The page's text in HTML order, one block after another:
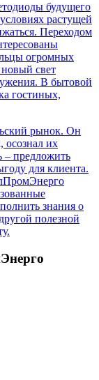
будущего
растущей
Переходом
огромных
свет
В бытовой
гостиных,
рынок. Он
осознал их
– предложить
для клиента.
знания о
полезной